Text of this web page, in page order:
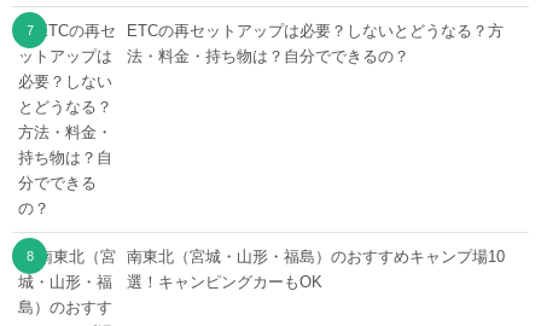
ETCの再セットアップは必要？しないとどうなる？方
法・料金・持ち物は？自分でできるの？
南東北（宮城・山形・福島）のおすすめキャンプ場10
選！キャンピングカーもOK